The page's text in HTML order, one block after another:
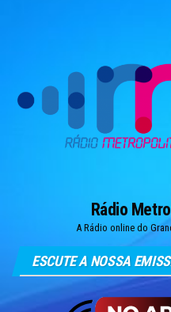
Rádio
A Rádio online do
ESCUTE A NOSSA